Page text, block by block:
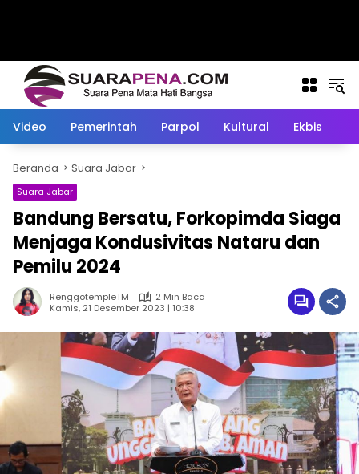
Video Pemerintah Parpol Kultural Ekbis
Beranda Suara Jabar
Suara Jabar
Bandung Bersatu, Forkopimda Siaga
Menjaga Kondusivitas Nataru dan
Pemilu 2024
RenggotempleTM
2 Min Baca
Kamis, 21 Desember 2023 | 10:38